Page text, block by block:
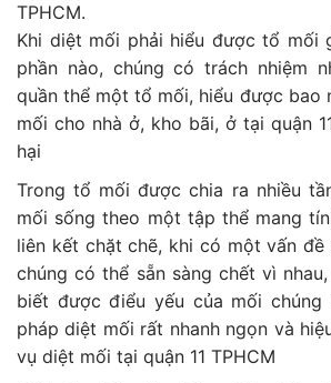
TPHCM.
Khi diệt mối phải hiểu được tổ mối
phần nào, chúng có trách nhiệm
quần thể một tổ mối, hiểu được bao
mối cho nhà ở, kho bãi, ở tại quận
hại
Trong tổ mối được chia ra nhiều
mối sống theo một tập thể mang
liên kết chặt chẽ, khi có một vấn
chúng có thể sẵn sàng chết vì
biết được điểu yếu của mối
pháp diệt mối rất nhanh ngọn và
vụ diệt mối tại quận 11 TPHCM